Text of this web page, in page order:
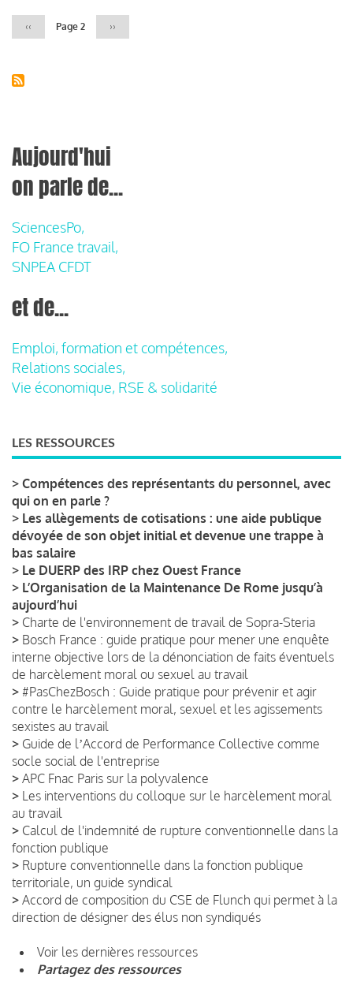
Page
précédente
‹‹ Page 2
Page
››
Aujourd'hui
on parle de...
SciencesPo,
FO France travail,
SNPEA CFDT
et de...
Emploi, formation et compétences,
Relations sociales,
Vie économique, RSE & solidarité
LES RESSOURCES
> Compétences des représentants du personnel, avec
qui on en parle ?
> Les allègements de cotisations : une aide publique
dévoyée de son objet initial et devenue une trappe à
bas salaire
> Le DUERP des IRP chez Ouest France
> L’Organisation de la Maintenance De Rome jusqu’à
aujourd’hui
> Charte de l'environnement de travail de Sopra-Steria
> Bosch France : guide pratique pour mener une enquête
interne objective lors de la dénonciation de faits éventuels
de harcèlement moral ou sexuel au travail
> #PasChezBosch : Guide pratique pour prévenir et agir
contre le harcèlement moral, sexuel et les agissements
sexistes au travail
> Guide de lʼAccord de Performance Collective comme
socle social de l'entreprise
> APC Fnac Paris sur la polyvalence
> Les interventions du colloque sur le harcèlement moral
au travail
> Calcul de l'indemnité de rupture conventionnelle dans la
fonction publique
> Rupture conventionnelle dans la fonction publique
territoriale, un guide syndical
> Accord de composition du CSE de Flunch qui permet à la
direction de désigner des élus non syndiqués
Voir les dernières ressources
Partagez des ressources